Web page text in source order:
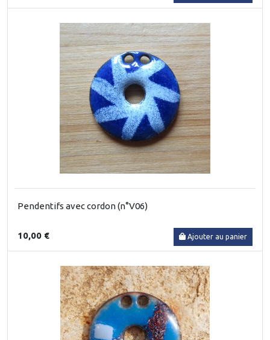
Pendentifs avec cordon (n°V06)
10,00 € Ajouter au panier